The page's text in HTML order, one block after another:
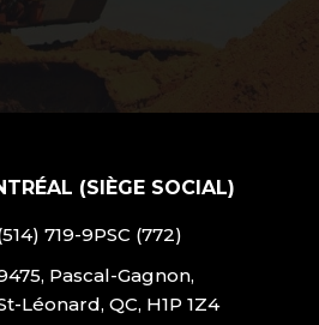
(SIÈGE SOCIAL)
719-9PSC (772)
Pascal-Gagnon,
Léonard, QC, H1P 1Z4